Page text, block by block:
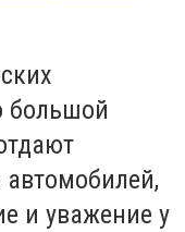
большой
и уважение у